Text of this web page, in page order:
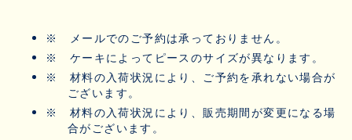
※ メールでのご予約は承っておりません。
※ ケーキによってピースのサイズが異なります。
※ 材料の入荷状況により、ご予約を承れない場合が
ございます。
※ 材料の入荷状況により、販売期間が変更になる場
合がございます。